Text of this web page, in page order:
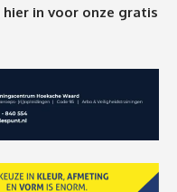
hier in voor onze gratis